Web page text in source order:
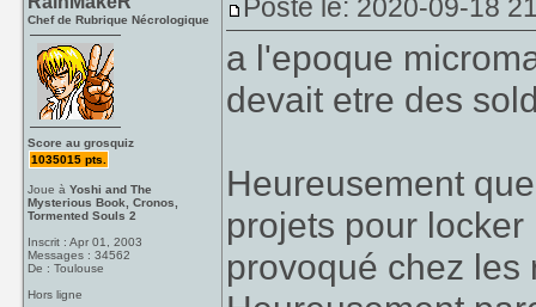
Chef de Rubrique Nécrologique
Score au grosquiz
1035015 pts.
Joue àYoshi and The
Mysterious Book, Cronos,
Tormented Souls 2
Inscrit : Apr 01, 2003
Messages : 34562
De : Toulouse
Hors ligne
Posté le: 2020-09-18
a l'epoque
devait etre des
Heureusement
projets pour
provoqué chez les